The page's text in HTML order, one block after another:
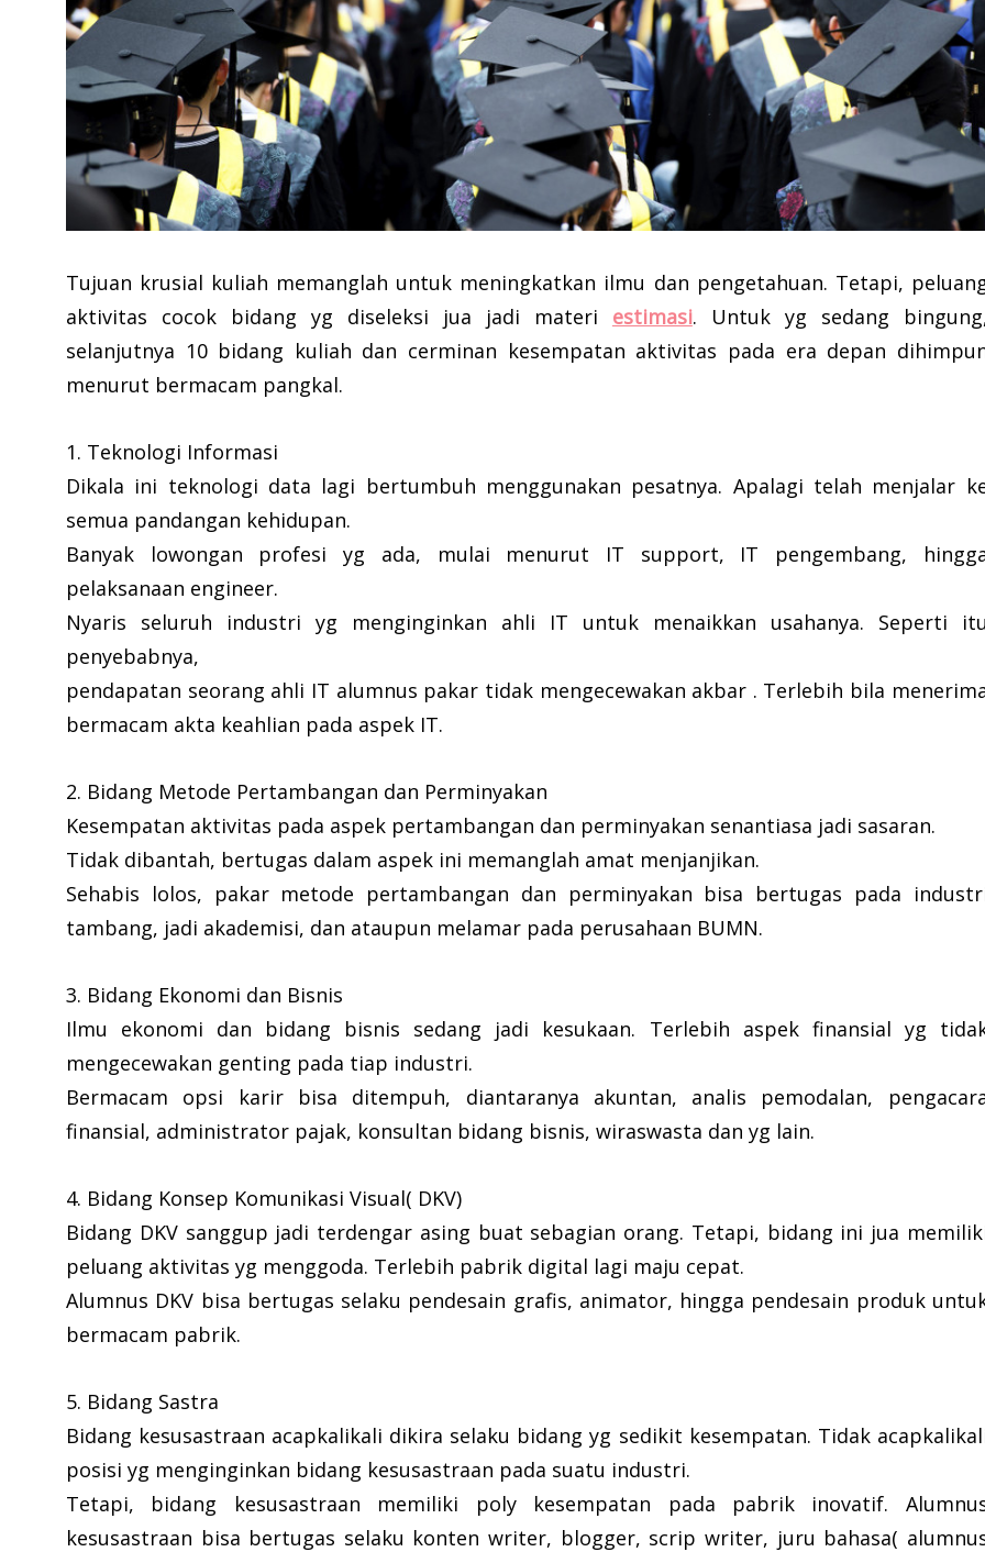
Tujuan krusial kuliah memanglah untuk meningkatkan ilmu dan pengetahuan. Tetapi,
aktivitas cocok bidang yg diseleksi jua jadi materi estimasi. Untuk yg sedang
selanjutnya 10 bidang kuliah dan cerminan kesempatan aktivitas pada era depan
menurut bermacam pangkal.
1. Teknologi Informasi
Dikala ini teknologi data lagi bertumbuh menggunakan pesatnya. Apalagi telah menjalar
semua pandangan kehidupan.
Banyak lowongan profesi yg ada, mulai menurut IT support, IT pengembang,
pelaksanaan engineer.
Nyaris seluruh industri yg menginginkan ahli IT untuk menaikkan usahanya. Seperti itu
penyebabnya,
pendapatan seorang ahli IT alumnus pakar tidak mengecewakan akbar . Terlebih bila
bermacam akta keahlian pada aspek IT.
2. Bidang Metode Pertambangan dan Perminyakan
Kesempatan aktivitas pada aspek pertambangan dan perminyakan senantiasa jadi sasaran.
Tidak dibantah, bertugas dalam aspek ini memanglah amat menjanjikan.
Sehabis lolos, pakar metode pertambangan dan perminyakan bisa bertugas pada
tambang, jadi akademisi, dan ataupun melamar pada perusahaan BUMN.
3. Bidang Ekonomi dan Bisnis
Ilmu ekonomi dan bidang bisnis sedang jadi kesukaan. Terlebih aspek finansial yg
mengecewakan genting pada tiap industri.
Bermacam opsi karir bisa ditempuh, diantaranya akuntan, analis pemodalan,
finansial, administrator pajak, konsultan bidang bisnis, wiraswasta dan yg lain.
4. Bidang Konsep Komunikasi Visual( DKV)
Bidang DKV sanggup jadi terdengar asing buat sebagian orang. Tetapi, bidang ini jua
peluang aktivitas yg menggoda. Terlebih pabrik digital lagi maju cepat.
Alumnus DKV bisa bertugas selaku pendesain grafis, animator, hingga pendesain produk
bermacam pabrik.
5. Bidang Sastra
Bidang kesusastraan acapkalikali dikira selaku bidang yg sedikit kesempatan. Tidak
posisi yg menginginkan bidang kesusastraan pada suatu industri.
Tetapi, bidang kesusastraan memiliki poly kesempatan pada pabrik inovatif.
kesusastraan bisa bertugas selaku konten writer, blogger, scrip writer, juru bahasa(